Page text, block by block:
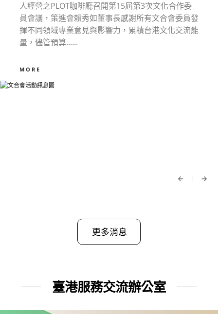
人經營之PLOT咖啡廳召開第15屆第3次文化合作委
員會議，策進會賴秀如董事長感謝所有文合會委員發
揮不同領域專業意見與影響力，累積台港文化交流能
量，儘管預算......
MORE
更多消息
臺港服務交流辦公室